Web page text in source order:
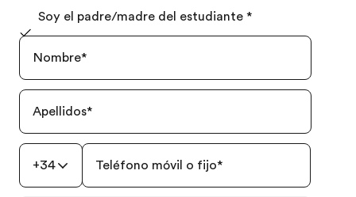
Soy el padre/madre del estudiante *
Nombre*
Apellidos*
+34 Teléfono móvil o fijo*